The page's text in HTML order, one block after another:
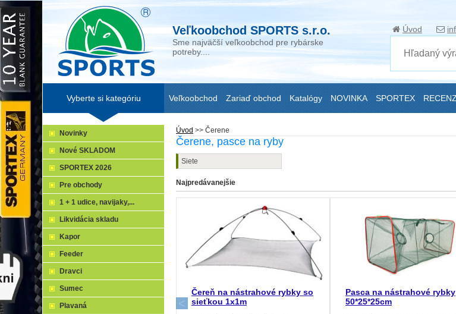
Veľkoobchod SPORTS s.r.o.
Sme najväčší veľkoobchod pre rybárske
potreby....
Úvod
Úvod >> Čerene
Čerene, pasce na ryby
Siete
Najpredávanejšie
Čereň na nástrahové rybky so
sieťkou 1x1m
Pasca na nástrahové rybky
50*25*25cm
Novinky
Nové SKLADOM
SPORTEX 2026
Pre obchody
1 + 1 udice, navijaky,...
Likvidácia skladu
Kapor
Feeder
Dravci
Sumec
Plavaná
Vyberte si kategóriu Veľkoobchod Zariaď obchod Katalógy NOVINKA SPORTEX